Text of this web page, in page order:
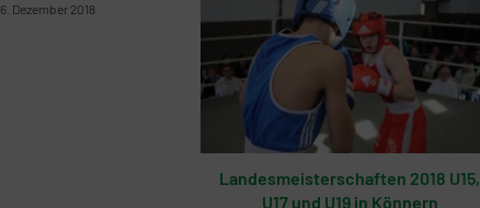
6. Dezember 2018
Landesmeisterschaften 2018 U15,
U17 und U19 in Könnern